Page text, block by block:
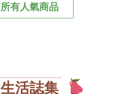
所有人氣商品
生活誌集